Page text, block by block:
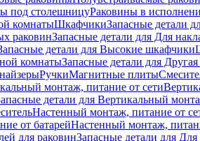
под столешницуРаковины в
комнатыШкафчикиЗапасные детали
pаковинЗапасные детали для Для
детали для Высокие шкафчики
комнатыЗапасные детали для
РучкиМагнитные плиты
монтаж, питание от сети
детали для Вертикальный
Настенный монтаж, питание от
от батарейНастенный монтаж,
для раковинЗапасные детали для